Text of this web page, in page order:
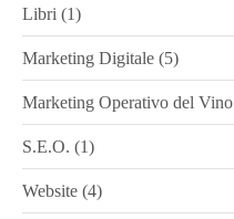
Libri (1)
Marketing Digitale (5)
Marketing Operativo del Vino
S.E.O. (1)
Website (4)